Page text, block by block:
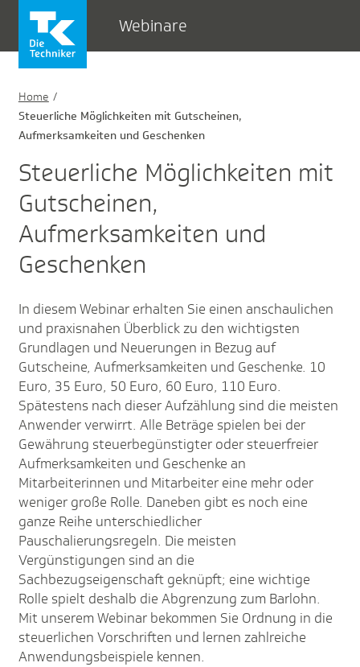
Webinare
Home
Steuerliche Möglichkeiten mit Gutscheinen,
Aufmerksamkeiten und Geschenken
Steuerliche Möglichkeiten mit
Gutscheinen,
Aufmerksamkeiten und
Geschenken
In diesem Webinar erhalten Sie einen anschaulichen
und praxisnahen Überblick zu den wichtigsten
Grundlagen und Neuerungen in Bezug auf
Gutscheine, Aufmerksamkeiten und Geschenke. 10
Euro, 35 Euro, 50 Euro, 60 Euro, 110 Euro.
Spätestens nach dieser Aufzählung sind die meisten
Anwender verwirrt. Alle Beträge spielen bei der
Gewährung steuerbegünstigter oder steuerfreier
Aufmerksamkeiten und Geschenke an
Mitarbeiterinnen und Mitarbeiter eine mehr oder
weniger große Rolle. Daneben gibt es noch eine
ganze Reihe unterschiedlicher
Pauschalierungsregeln. Die meisten
Vergünstigungen sind an die
Sachbezugseigenschaft geknüpft; eine wichtige
Rolle spielt deshalb die Abgrenzung zum Barlohn.
Mit unserem Webinar bekommen Sie Ordnung in die
steuerlichen Vorschriften und lernen zahlreiche
Anwendungsbeispiele kennen.